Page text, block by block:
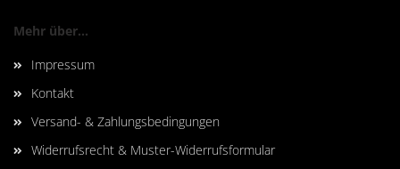
Mehr über...
Impressum
Kontakt
Versand- & Zahlungsbedingungen
Widerrufsrecht & Muster-Widerrufsformular